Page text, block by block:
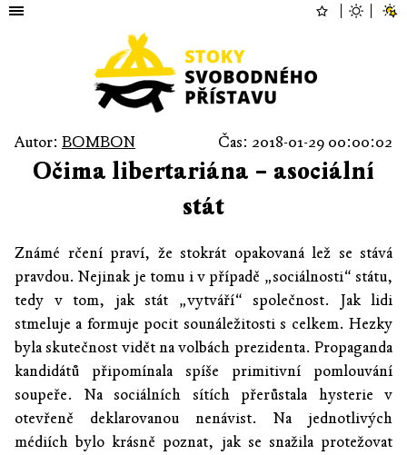
Autor: BOMBON Čas: 2018-01-29 00:00:02
Očima libertariána – asociální
stát
Známé rčení praví, že stokrát opakovaná lež se stává
pravdou. Nejinak je tomu i v případě „sociálnosti“ státu,
tedy v tom, jak stát „vytváří“ společnost. Jak lidi
stmeluje a formuje pocit sounáležitosti s celkem. Hezky
byla skutečnost vidět na volbách prezidenta. Propaganda
kandidátů připomínala spíše primitivní pomlouvání
soupeře. Na sociálních sítích přerůstala hysterie v
otevřeně deklarovanou nenávist. Na jednotlivých
médiích bylo krásně poznat, jak se snažila protežovat